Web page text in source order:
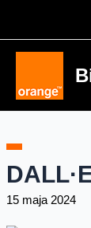
15 maja 2024